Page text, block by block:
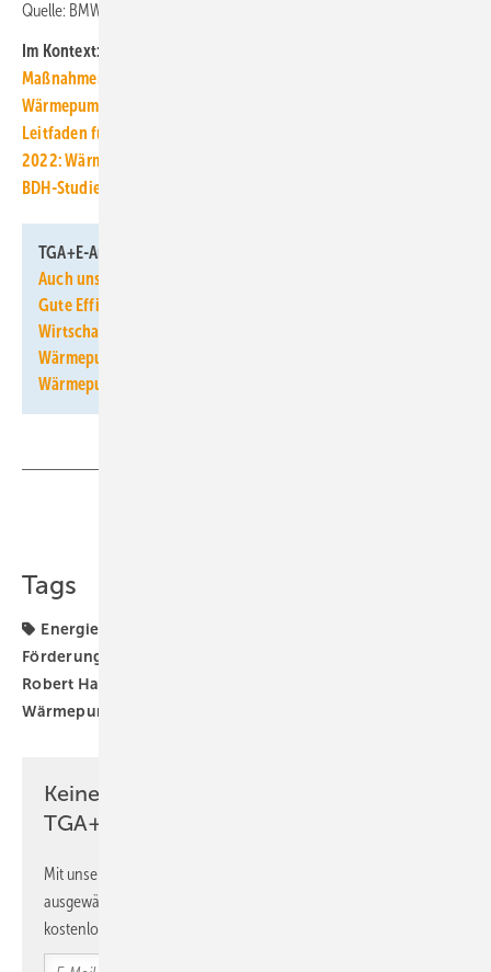
Quelle: BMWK, BAW / jv
Im Kontext:
Maßnahmen für einen klimaneutralen Gebäudebestand bis 2045
Wärmepumpen: der schnellste Weg aus der Gasabhängigkeit
Leitfaden für Fachhandwerker: Umsteigen auf die Wärmepumpe
2022: Wärmepumpenproduktion und -handel stark gestiegen
BDH-Studie zeigt: Technologiefreiheit braucht klare Regeln
TGA+E-Artikelserie zu Heizungs-Wärmepumpen im Bestand:
Auch unsaniert passt die Vorlauftemperatur
Gute Effizienzwerte auch in der Praxis
Wirtschaftliche CO2-Vermeider
Wärmepumpen sind reif für den Gebäudebestand
Wärmepumpen sind auch in unsanierten Gebäuden effizient
Tags
Energieberater
Förderung
Robert Habeck
Wärmepumpen-Rollout
Keine Zeit? Kein Problem mit dem
TGA+E Newsletter!
Mit unserem Newsletter erhalten Sie regelmäßig von uns
ausgewählte Informationen und Neuigkeiten, gebündelt und
kostenlos direkt ins Postfach.